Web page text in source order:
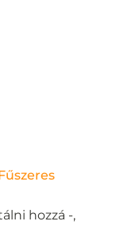
hozzá -,